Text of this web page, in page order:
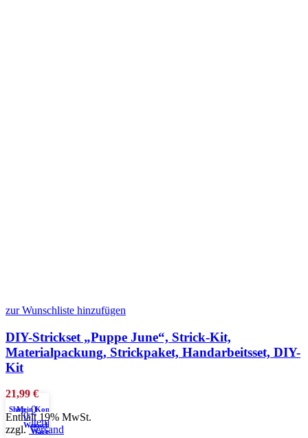
zur Wunschliste hinzufügen
DIY-Strickset „Puppe June“, Strick-Kit,
Materialpackung, Strickpaket, Handarbeitsset, DIY-
Kit
21,99 €
Enthält 19% MwSt.
zzgl.Versand
ShopMein Konto
0
Wunschliste
0
items
Warenkorb